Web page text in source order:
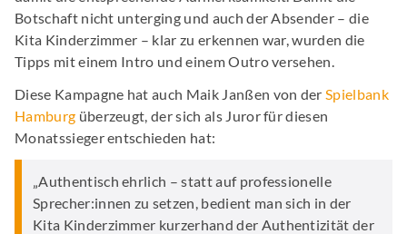
Botschaft nicht unterging und auch der Absender – die
Kita Kinderzimmer – klar zu erkennen war, wurden die
Tipps mit einem Intro und einem Outro versehen.
Diese Kampagne hat auch Maik Janßen von derSpielbank
Hamburg überzeugt, der sich als Juror für diesen
Monatssieger entschieden hat:
„Authentisch ehrlich – statt auf professionelle
Sprecher:innen zu setzen, bedient man sich in der
Kita Kinderzimmer kurzerhand der Authentizität der